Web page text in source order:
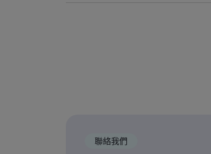
聯絡我們